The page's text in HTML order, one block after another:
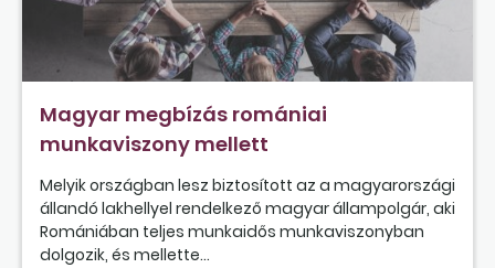
Magyar megbízás romániai
munkaviszony mellett
Melyik országban lesz biztosított az a magyarországi
állandó lakhellyel rendelkező magyar állampolgár, aki
Romániában teljes munkaidős munkaviszonyban
dolgozik, és mellette...